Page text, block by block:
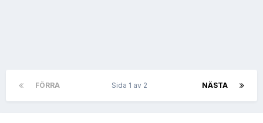
FÖRRA NÄSTA
Sida 1 av 2